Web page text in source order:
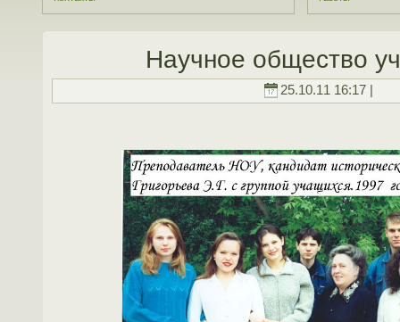
Научное общество
25.10.11 16:17 |